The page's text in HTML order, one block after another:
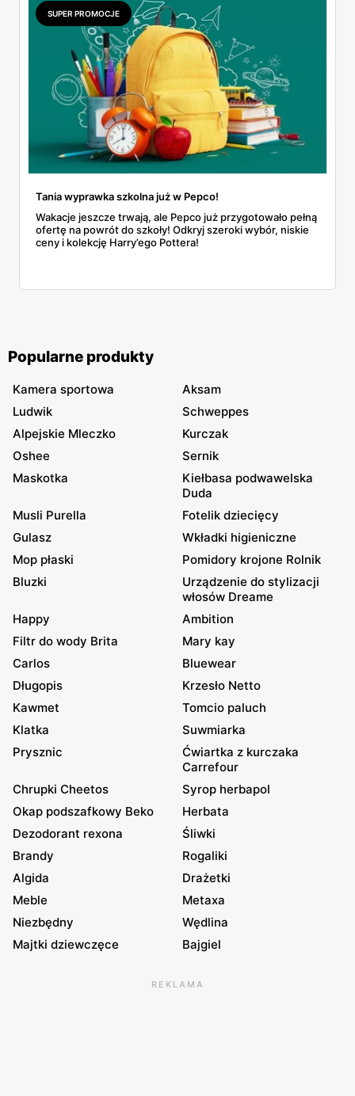
SUPER PROMOCJE
Tania wyprawka szkolna już w Pepco!
Wakacje jeszcze trwają, ale Pepco już przygotowało pełną
ofertę na powrót do szkoły! Odkryj szeroki wybór, niskie
ceny i kolekcję Harry’ego Pottera!
Popularne produkty
Kamera sportowa
Aksam
Ludwik
Schweppes
Alpejskie Mleczko
Kurczak
Oshee
Sernik
Maskotka
Kiełbasa podwawelska
Duda
Musli Purella
Fotelik dziecięcy
Gulasz
Wkładki higieniczne
Mop płaski
Pomidory krojone Rolnik
Bluzki
Urządzenie do stylizacji
włosów Dreame
Happy
Ambition
Filtr do wody Brita
Mary kay
Carlos
Bluewear
Długopis
Krzesło Netto
Kawmet
Tomcio paluch
Klatka
Suwmiarka
Prysznic
Ćwiartka z kurczaka
Carrefour
Chrupki Cheetos
Syrop herbapol
Okap podszafkowy Beko
Herbata
Dezodorant rexona
Śliwki
Brandy
Rogaliki
Algida
Drażetki
Meble
Metaxa
Niezbędny
Wędlina
Majtki dziewczęce
Bajgiel
REKLAMA